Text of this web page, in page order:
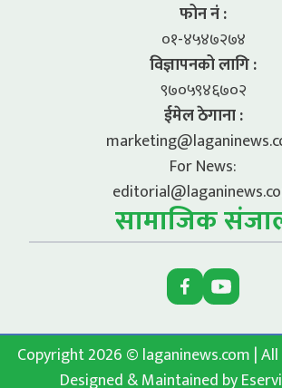
फोन नं :
०१-४५४७२७४
विज्ञापनको लागि :
९७०५९४६७०२
ईमेल ठेगाना :
For News:
सामाजिक
Copyright 2026 © laganinews.com |
Designed & Maintained by